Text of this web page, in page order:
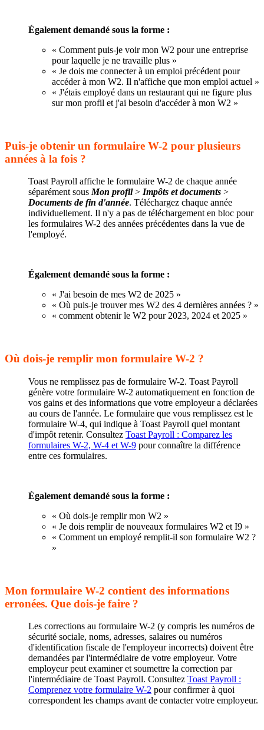
Également demandé sous la forme :
« Comment puis-je voir mon W2 pour une entreprise
pour laquelle je ne travaille plus »
« Je dois me connecter à un emploi précédent pour
accéder à mon W2. Il n'affiche que mon emploi actuel »
« J'étais employé dans un restaurant qui ne figure plus
sur mon profil et j'ai besoin d'accéder à mon W2 »
Puis-je obtenir un formulaire W-2 pour plusieurs
années à la fois ?
Toast Payroll affiche le formulaire W-2 de chaque année
séparément sous Mon profil> Impôts et documents >
Documents de fin d'année. Téléchargez chaque année
individuellement. Il n'y a pas de téléchargement en bloc pour
les formulaires W-2 des années précédentes dans la vue de
l'employé.
Également demandé sous la forme :
« J'ai besoin de mes W2 de 2025 »
« Où puis-je trouver mes W2 des 4 dernières années ? »
« comment obtenir le W2 pour 2023, 2024 et 2025 »
Où dois-je remplir mon formulaire W-2 ?
Vous ne remplissez pas de formulaire W-2. Toast Payroll
génère votre formulaire W-2 automatiquement en fonction de
vos gains et des informations que votre employeur a déclarées
au cours de l'année. Le formulaire que vous remplissez est le
formulaire W-4, qui indique à Toast Payroll quel montant
d'impôt retenir. Consultez Toast Payroll : Comparez les
formulaires W-2, W-4 et W-9 pour connaître la différence
entre ces formulaires.
Également demandé sous la forme :
« Où dois-je remplir mon W2 »
« Je dois remplir de nouveaux formulaires W2 et I9 »
« Comment un employé remplit-il son formulaire W2 ?
»
Mon formulaire W-2 contient des informations
erronées. Que dois-je faire ?
Les corrections au formulaire W-2 (y compris les numéros de
sécurité sociale, noms, adresses, salaires ou numéros
d'identification fiscale de l'employeur incorrects) doivent être
demandées par l'intermédiaire de votre employeur. Votre
employeur peut examiner et soumettre la correction par
l'intermédiaire de Toast Payroll. Consultez Toast Payroll :
Comprenez votre formulaire W-2 pour confirmer à quoi
correspondent les champs avant de contacter votre employeur.